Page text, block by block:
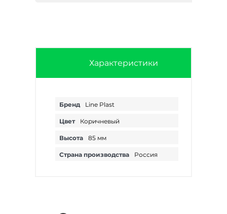
Характеристики
Бренд Line Plast
Цвет Коричневый
Высота 85 мм
Страна производства Россия